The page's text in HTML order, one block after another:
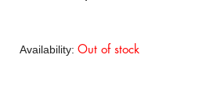
Availability: Out of stock